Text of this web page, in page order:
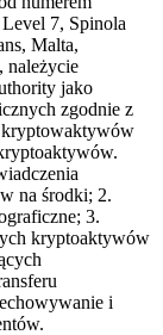
7, Spinola
Malta,
, należycie
jako
zgodnie z
kryptowaktywów
na środki; 2.
3.
kryptoaktywów
i